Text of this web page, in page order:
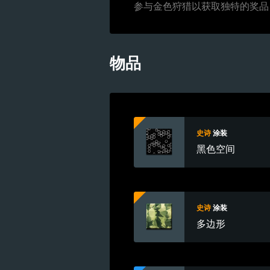
参与金色狩猎以获取独特的奖
物品
史诗 涂装
黑色空间
史诗 涂装
多边形